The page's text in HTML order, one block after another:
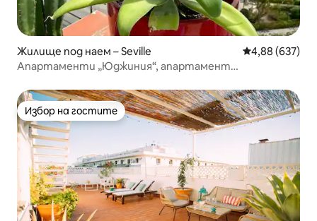
Жилище под наем – Seville Средна
4,88 (637)
Апартаменти „Юджиния“, апартамент
Избор на гостите
Избор на гостите